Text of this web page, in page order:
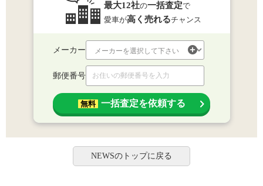
最大12社の一括査定で
愛車が高く売れるチャンス
メーカー
郵便番号
無料 一括査定を依頼する
NEWSのトップに戻る